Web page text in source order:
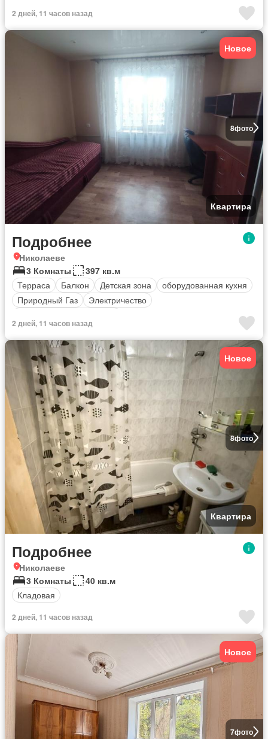
2 дней, 11 часов назад
8фото
Новое
Квартира
Подробнее
Николаеве
3 Комнаты
397 кв.м
Терраса
Балкон Детская зона
оборудованная кухня
Природный Газ
Электричество
2 дней, 11 часов назад
8фото
Новое
Квартира
Подробнее
Николаеве
3 Комнаты
40 кв.м
Кладовая
2 дней, 11 часов назад
7фото
Новое